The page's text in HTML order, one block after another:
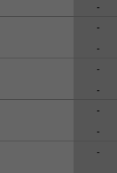
-
-
-
-
-
-
-
-